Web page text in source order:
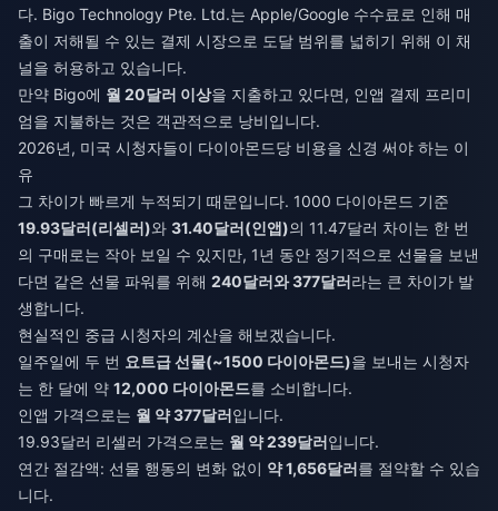
다. Bigo Technology Pte. Ltd.는 Apple/Google 수수료로 인해 매
출이 저해될 수 있는 결제 시장으로 도달 범위를 넓히기 위해 이 채
널을 허용하고 있습니다.
만약 Bigo에 월 20달러 이상을 지출하고 있다면, 인앱 결제 프리미
엄을 지불하는 것은 객관적으로 낭비입니다.
2026년, 미국 시청자들이 다이아몬드당 비용을 신경 써야 하는 이
유
그 차이가 빠르게 누적되기 때문입니다. 1000 다이아몬드 기준
19.93달러(리셀러)와 31.40달러(인앱)의 11.47달러 차이는 한 번
의 구매로는 작아 보일 수 있지만, 1년 동안 정기적으로 선물을 보낸
다면 같은 선물 파워를 위해 240달러와 377달러라는 큰 차이가 발
생합니다.
현실적인 중급 시청자의 계산을 해보겠습니다.
일주일에 두 번 요트급 선물(~1500 다이아몬드)을 보내는 시청자
는 한 달에 약 12,000 다이아몬드를 소비합니다.
인앱 가격으로는 월 약 377달러입니다.
19.93달러 리셀러 가격으로는 월 약 239달러입니다.
연간 절감액: 선물 행동의 변화 없이 약 1,656달러를 절약할 수 있습
니다.